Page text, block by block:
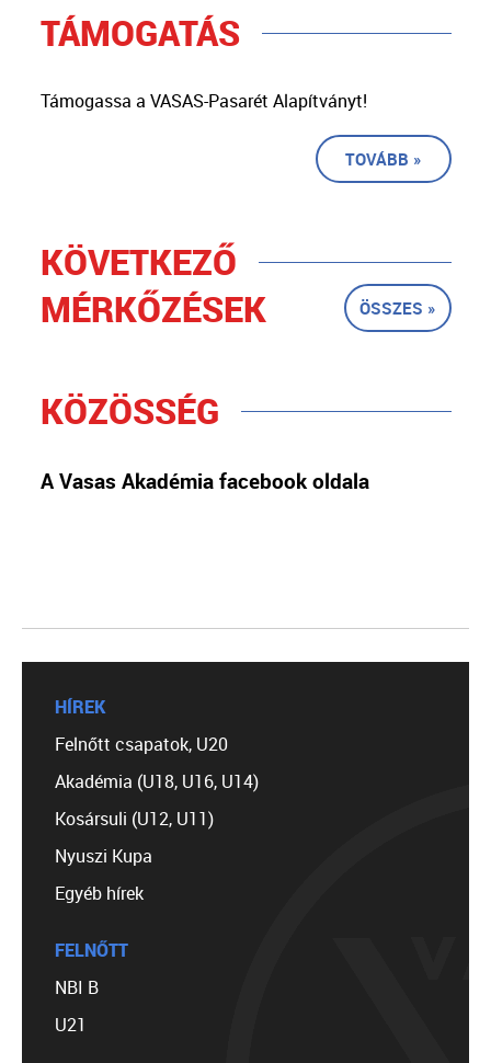
TÁMOGATÁS
Támogassa a VASAS-Pasarét Alapítványt!
TOVÁBB »
KÖVETKEZŐ
MÉRKŐZÉSEK
ÖSSZES »
KÖZÖSSÉG
A Vasas Akadémia facebook oldala
HÍREK
Felnőtt csapatok, U20
Akadémia (U18, U16, U14)
Kosársuli (U12, U11)
Nyuszi Kupa
Egyéb hírek
FELNŐTT
NBI B
U21